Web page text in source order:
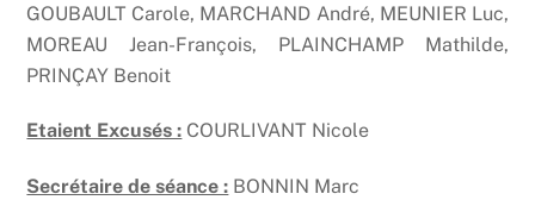
GOUBAULT Carole, MARCHAND André, MEUNIER Luc,
MOREAU Jean-François, PLAINCHAMP Mathilde,
PRINÇAY Benoit
Etaient Excusés : COURLIVANT Nicole
Secrétaire de séance : BONNIN Marc